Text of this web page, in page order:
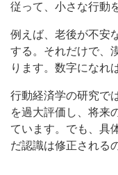
従って、小さな行動
例えば、老後が不安
する。それだけで、
ります。数字になれ
行動経済学の研究で
を過大評価し、将来
ています。でも、具
だ認識は修正される